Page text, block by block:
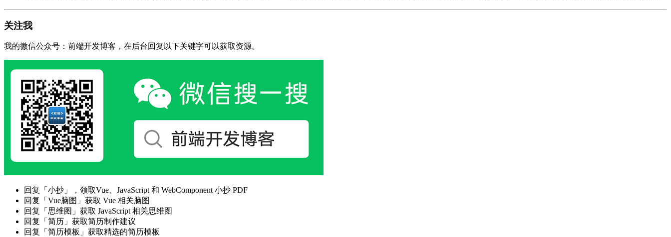
关注我
我的微信公众号：前端开发博客，在后台回复以下关键字可以获取资源。
回复「小抄」，领取Vue、JavaScript 和 WebComponent 小抄 PDF
回复「Vue脑图」获取 Vue 相关脑图
回复「思维图」获取 JavaScript 相关思维图
回复「简历」获取简历制作建议
回复「简历模板」获取精选的简历模板